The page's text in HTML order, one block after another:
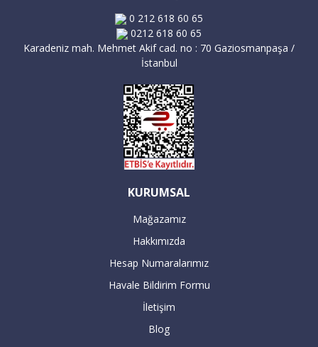
0 212 618 60 65
0212 618 60 65
Karadeniz mah. Mehmet Akif cad. no : 70 Gaziosmanpaşa /
İstanbul
KURUMSAL
Mağazamız
Hakkımızda
Hesap Numaralarımız
Havale Bildirim Formu
İletişim
Blog